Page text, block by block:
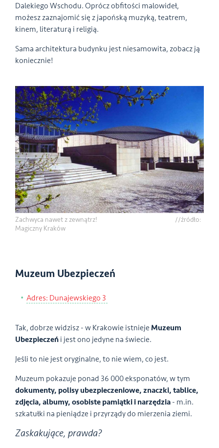
Dalekiego Wschodu. Oprócz obfitości malowideł,
możesz zaznajomić się z japońską muzyką, teatrem,
kinem, literaturą i religią.
Sama architektura budynku jest niesamowita, zobacz ją
koniecznie!
Zachwyca nawet z zewnątrz! //źródło:
Magiczny Kraków
Muzeum Ubezpieczeń
Adres: Dunajewskiego 3
Tak, dobrze widzisz - w Krakowie istniejeMuzeum
Ubezpieczeń i jest ono jedyne na świecie.
Jeśli to nie jest oryginalne, to nie wiem, co jest.
Muzeum pokazuje ponad 36 000 eksponatów, w tym
dokumenty, polisy ubezpieczeniowe, znaczki, tablice,
zdjęcia, albumy, osobiste pamiątki i narzędzia - m.in.
szkatułki na pieniądze i przyrządy do mierzenia ziemi.
Zaskakujące, prawda?